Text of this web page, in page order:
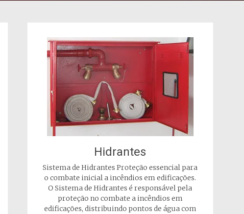
Hidrantes
Sistema de Hidrantes Proteção essencial para
o combate inicial a incêndios em edificações.
O Sistema de Hidrantes é responsável pela
proteção no combate a incêndios em
edificações, distribuindo pontos de água com